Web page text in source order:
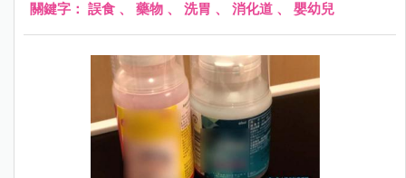
關鍵字： 誤食 、 藥物 、 洗胃 、 消化道 、 嬰幼兒